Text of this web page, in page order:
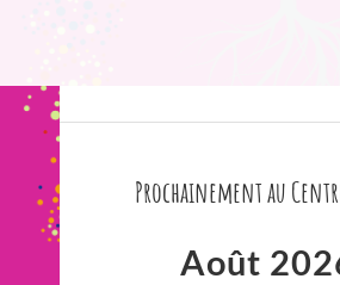
Prochainement au
Août